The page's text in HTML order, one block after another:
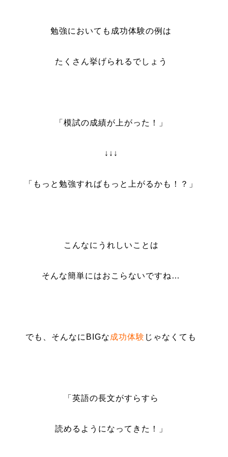
勉強においても成功体験の例は
たくさん挙げられるでしょう
「模試の成績が上がった！」
↓↓↓
「もっと勉強すればもっと上がるかも！？」
こんなにうれしいことは
そんな簡単にはおこらないですね…
でも、そんなにBIGな 成功体験 じゃなくても
「英語の長文がすらすら
読めるようになってきた！」